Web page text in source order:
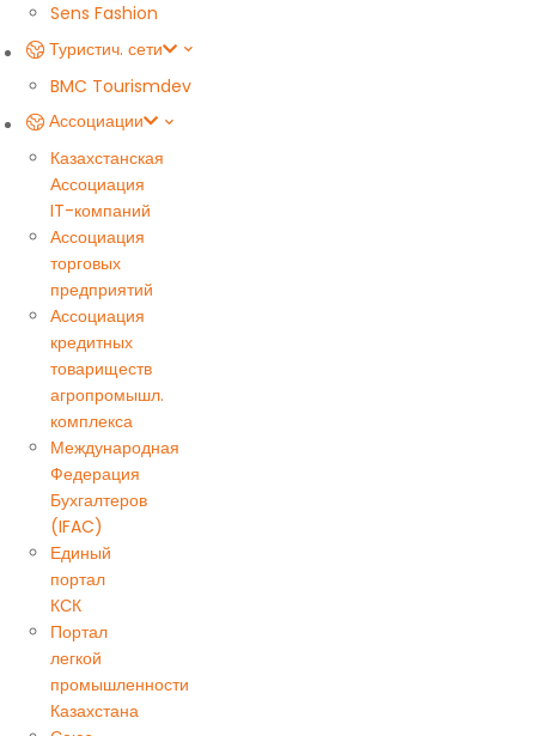
Sens Fashion
Туристич. сети
BMC Tourismdev
Ассоциации
Казахстанская
Ассоциация
IT-компаний
Ассоциация
торговых
предприятий
Ассоциация
кредитных
товариществ
агропромышл.
комплекса
Международная
Федерация
Бухгалтеров
(IFAC)
Единый
портал
КСК
Портал
легкой
промышленности
Казахстана